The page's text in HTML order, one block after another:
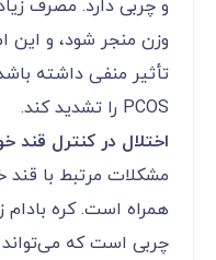
و چربی دارد. مصرف
وزن منجر شود، و این
تأثیر منفی داشته
PCOS را تشدید کند.
اختلال در کنترل قند
مشکلات مرتبط با قند
همراه است. کره بادام
چربی است که می‌تواند